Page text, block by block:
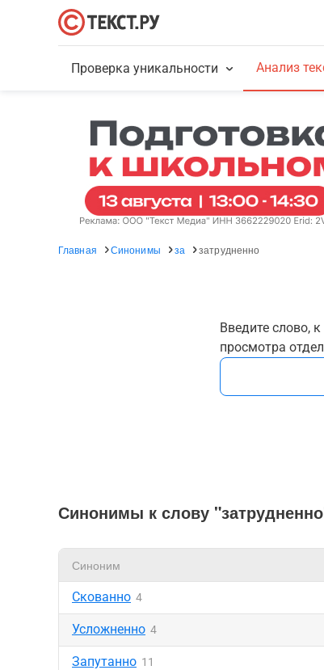
Проверка уникальности Анализ
Главная Синонимы за затрудненно
Введите слово,
просмотра
Синонимы к слову
Синоним
Скованно 4
Усложненно 4
Запутанно 11